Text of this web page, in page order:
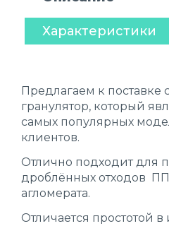
Характеристики
Предлагаем к поставке
гранулятор, который
самых популярных
клиентов.
Отлично подходит для
дроблённых отходов
агломерата.
Отличается простотой